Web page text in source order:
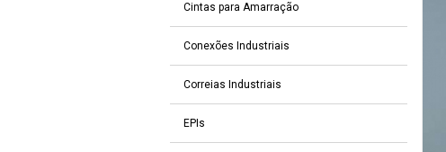
Cintas para Amarração
Conexões Industriais
Correias Industriais
EPIs